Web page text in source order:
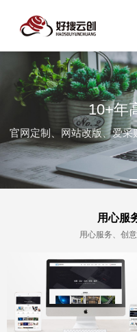
10+年
官网定制、网站改版、爱
用心服
用心服务、创